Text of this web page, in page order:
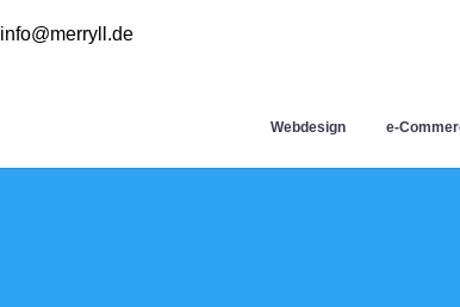
info@merryll.de
Webdesign e-